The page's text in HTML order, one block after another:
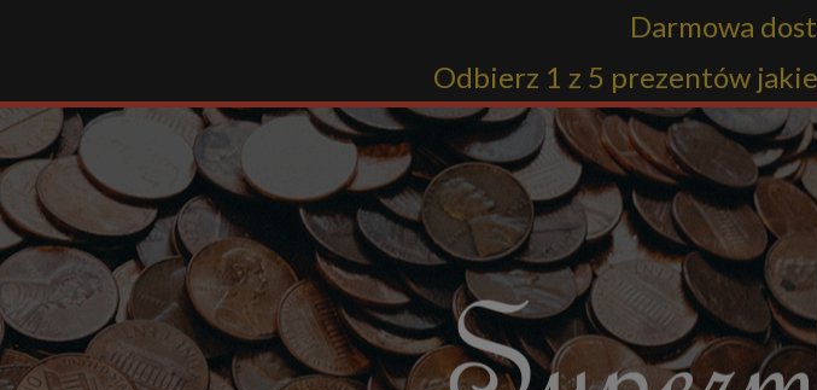
Darmowa
Odbierz 1 z 5 prezentów